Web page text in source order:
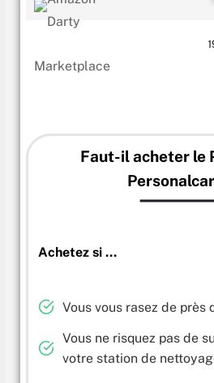
Faut-il acheter le
Achetez si …
Vous vous rasez de près
Vous ne risquez pas de
votre station de